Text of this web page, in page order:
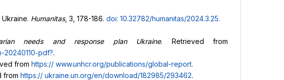
Humanitas, 3, 178-186. doi: 10.32782/humanitas/2024.3.25.
needs and response plan Ukraine. Retrieved from
pdf?.
from https:// www.unhcr.org/publications/global-report.
from https:// ukraine.un.org/en/download/182985/293462.